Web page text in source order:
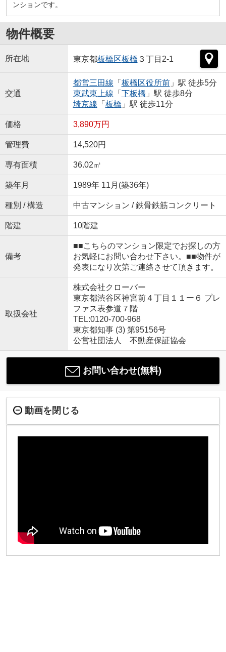
ンションです。
物件概要
所在地 東京都板橋区板橋 ３丁目2-1
交通
都営三田線 「 板橋区役所前」駅 徒歩5分
東武東上線 「 下板橋 」駅 徒歩8分
埼京線 「 板橋 」駅 徒歩11分
価格 3,890万円
管理費 14,520円
専有面積 36.02㎡
築年月 1989年 11月(築36年)
種別 / 構造 中古マンション / 鉄骨鉄筋コンクリート
階建 10階建
備考
■■こちらのマンション限定でお探しの方
お気軽にお問い合わせ下さい。■■物件が
発表になり次第ご連絡させて頂きます。
取扱会社
株式会社クローバー
東京都渋谷区神宮前４丁目１１ー６ プレ
ファス表参道７階
TEL:0120-700-968
東京都知事 (3) 第95156号
公営社団法人 不動産保証協会
お問い合わせ(無料)
動画を閉じる